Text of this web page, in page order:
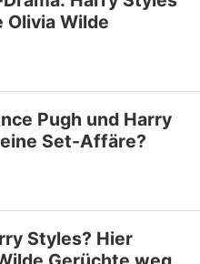
Wilde
Pugh und Harry
Set-Affäre?
Styles? Hier